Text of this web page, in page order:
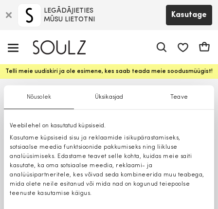
Nõusolek Üksikasjad Teave
Veebilehel on kasutatud küpsiseid.
Kasutame küpsiseid sisu ja reklaamide isikupärastamiseks,
sotsiaalse meedia funktsioonide pakkumiseks ning liikluse
analüüsimiseks. Edastame teavet selle kohta, kuidas meie saiti
kasutate, ka oma sotsiaalse meedia, reklaami- ja
analüüsipartneritele, kes võivad seda kombineerida muu teabega,
mida olete neile esitanud või mida nad on kogunud teiepoolse
teenuste kasutamise käigus.
LEGĀDĀJIETIES
MŪSU LIETOTNI
Kasutage
Telli meie uudiskiri ja ole esimene, kes saab teada meie soodusmüügist!